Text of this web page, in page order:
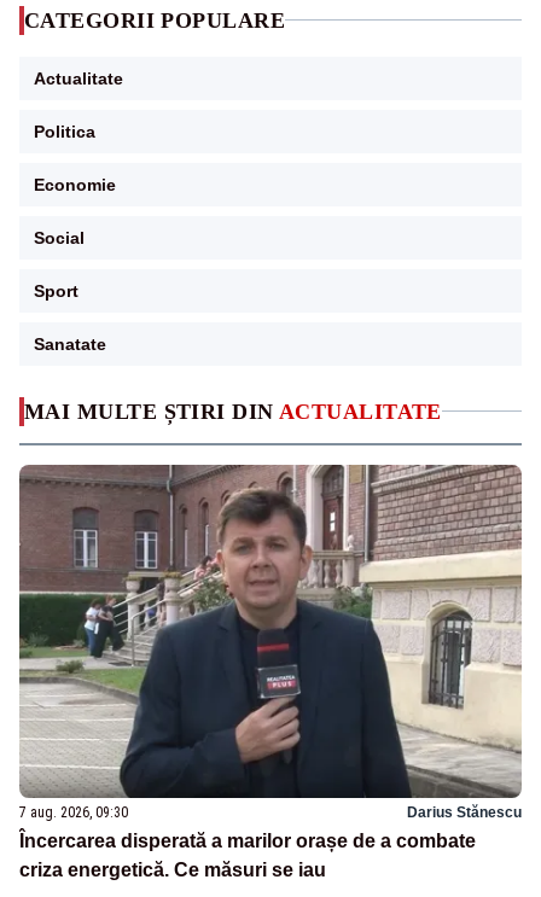
MAI MULTE ȘTIRI DIN ACTUALITATE
7 aug. 2026, 09:30 Darius Stănescu
Încercarea disperată a marilor orașe de a combate
criza energetică. Ce măsuri se iau
CATEGORII POPULARE
Actualitate
Politica
Economie
Social
Sport
Sanatate